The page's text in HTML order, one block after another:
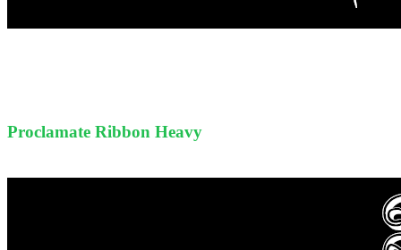
Proclamate Ribbon Heavy